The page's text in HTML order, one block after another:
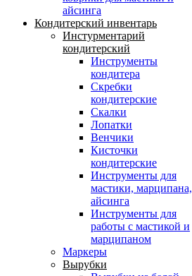
айсинга
Кондитерский инвентарь
Инстурментарий
кондитерский
Инструменты
кондитера
Скребки
кондитерские
Скалки
Лопатки
Венчики
Кисточки
кондитерские
Инструменты для
мастики, марципана,
айсинга
Инструменты для
работы с мастикой и
марципаном
Маркеры
Вырубки